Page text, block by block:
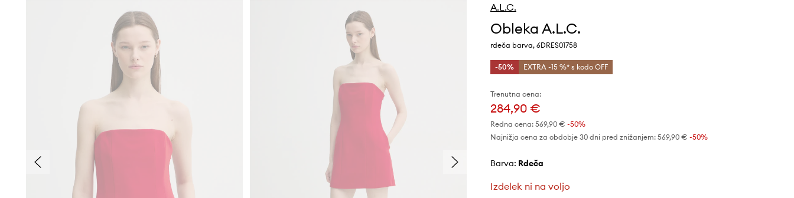
A.L.C.
Obleka A.L.C.
rdeča barva, 6DRES01758
-50% EXTRA -15 %* s kodo OFF
Trenutna cena:
284,90 €
Redna cena: 569,90 € -50%
Najnižja cena za obdobje 30 dni pred znižanjem: 569,90 € -50%
Barva: rdeča
Izdelek ni na voljo